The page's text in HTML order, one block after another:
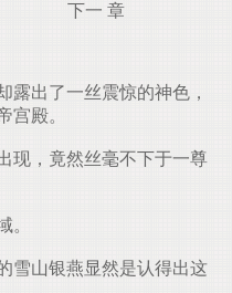
下一 章
出了一丝震惊的神色，
宫殿。
现，竟然丝毫不下于一尊
。
雪山银燕显然是认得出这